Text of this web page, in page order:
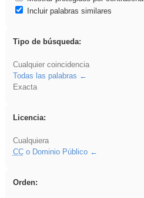
Incluir palabras similares
Tipo de búsqueda:
Cualquier coincidencia
Todas las palabras
Exacta
Licencia:
Cualquiera
CCo Dominio Público
Orden: